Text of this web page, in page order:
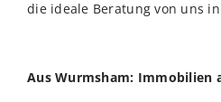
die ideale Beratung von uns
Aus Wurmsham: Immobilien